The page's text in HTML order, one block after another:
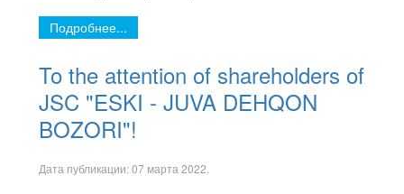
Подробнее...
To the attention of shareholders of
JSC "ESKI - JUVA DEHQON
BOZORI"!
Дата публикации:07 марта 2022